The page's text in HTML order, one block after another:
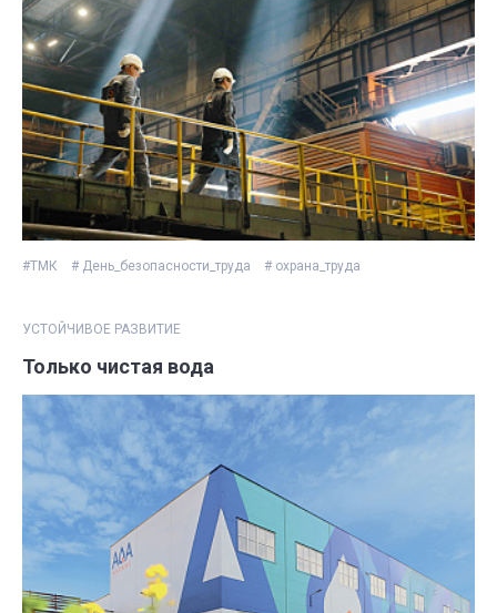
#ТМК # День_безопасности_труда # охрана_труда
УСТОЙЧИВОЕ РАЗВИТИЕ
Только чистая вода